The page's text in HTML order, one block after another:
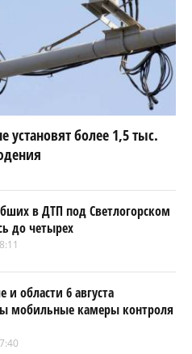
установят более 1,5 тыс.
в ДТП под Светлогорском
до четырех
и области 6 августа
мобильные камеры контроля